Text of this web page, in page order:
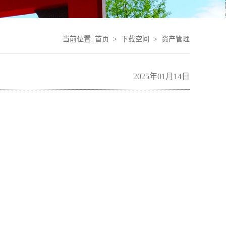
当前位置: 首页 > 下载空间 > 资产管理
2025年01月14日